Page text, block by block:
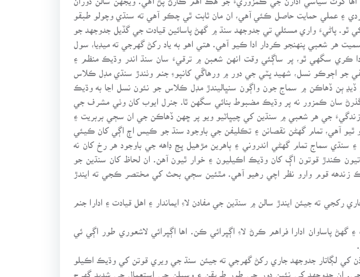
۽ عملي حمايت حاصل ڪئي آهي، ان مان ثابت ٿي چڪو آهي ته سنڌي وچولو طبقو
ٿو. پاڻيءَ واري مسئلي تي جدوجهد سنڌ ۾ گهڻ پاسائين قيادت جي گڏيل جدوجهد جو
هر شعبي پنهنجو ڪردار ادا ڪيو آهي. هتي اهو به ياد رکڻ گهرجي ته ميڊيا، سول
ڪري سگهي ٿو، پر ساڳئي وقت انهن شعبن ۾ ترقيءَ سان سنڌ اندر وڌيڪ منظم ۽
جو اڄوڪو نسل، شهيد ڀٽي جي دور ۾ ورهاڱي کانپوءِ جنم وٺندڙ سنڌي مڊل ڪلاس
ٻن ڏهاڪن ۾ سماج جون واڳون سنڀاليندڙ مڊل ڪلاس جو نئون نسل اڃا به وڌيڪ
سان ڪمزور نه پر وڌيڪ مضبوط بنائي سگهن ٿا. جنرل ايوب کان وٺي مشرف جي
زندگيءَ جي هر شعبي ۾ سنڌين کي چيڀاٽيو ويو پر ڇهن ڏهاڪن جي ان سڄي بربريت ۽
ٿيو آهي، تمام گهڻن نقصانن ۽ تڪليفن جي باوجود سنڌ جو ڪيس اڄ اڳي کان ڪيئي
سماج تمام گهڻي اندروني ۽ ٻاهرين مڙهيل ڀڃ ڊاهه جي باوجود هر رخ کان نه
ڪندڙ قوتون اڳ کان وڌيڪ اڪيليون ۽ خوار ٿيون آهن. ان لحاظ کان سنڌين جو
هڪ زندهه قوم وارو نظر اچي رهيو آهي. مٿئين سڄي بحث کي مختصر ڪجي ته ايندڙ
ته جيئن ايندڙ سالن ۾ سنڌين جي مفادن لاءِ ايماندار ۽ اهل قيادت ۽ ادارا جنم
پاساوان ادارا فراهم ڪرڻ لاءِ اڳڀرائي ڪن. اها اڳڀرائي لاشعوري طور اڳي ئي
کي لڳاتار جدوجهد جاري رکڻ گهرجي ته جيئن سنڌ جي ويري قوتن کي وڌيڪ اڪيلو
ان جدوجهد کي نئين دور جي طور طريقن ۽ وسيلن جي استعمال جي شديد گهرج